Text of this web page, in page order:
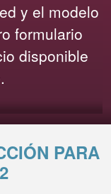
y el modelo
formulario
disponible
PARA